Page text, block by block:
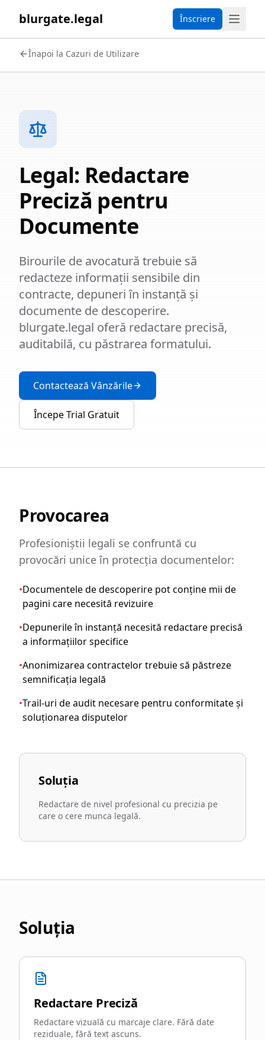
blurgate.legal Înscriere
Înapoi la Cazuri de Utilizare
Legal: Redactare
Preciză pentru
Documente
Birourile de avocatură trebuie să
redacteze informații sensibile din
contracte, depuneri în instanță și
documente de descoperire.
blurgate.legal oferă redactare precisă,
auditabilă, cu păstrarea formatului.
Contactează Vânzările
Începe Trial Gratuit
Provocarea
Profesioniștii legali se confruntă cu
provocări unice în protecția documentelor:
•Documentele de descoperire pot conține mii de
pagini care necesită revizuire
•Depunerile în instanță necesită redactare precisă
a informațiilor specifice
•Anonimizarea contractelor trebuie să păstreze
semnificația legală
•Trail-uri de audit necesare pentru conformitate și
soluționarea disputelor
Soluția
Redactare de nivel profesional cu precizia pe
care o cere munca legală.
Soluția
Redactare Preciză
Redactare vizuală cu marcaje clare. Fără date
reziduale, fără text ascuns.